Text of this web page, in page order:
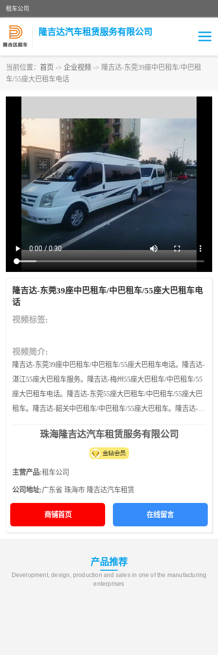
租车公司
隆吉达汽车租赁服务有限公司
当前位置： 首页 -> 企业视频 -> 隆吉达-东莞39座中巴租车/中巴租
车/55座大巴租车电话
隆吉达-东莞39座中巴租车/中巴租车/55座大巴租车电
话
视频标签:
视频简介:
隆吉达-东莞39座中巴租车/中巴租车/55座大巴租车电话。隆吉达-
湛江55座大巴租车服务。隆吉达-梅州55座大巴租车/中巴租车/55
座大巴租车电话。隆吉达-东莞55座大巴租车/中巴租车/55座大巴
租车。隆吉达-韶关中巴租车/中巴租车/55座大巴租车。隆吉达-惠
珠海隆吉达汽车租赁服务有限公司
主营产品:租车公司
公司地址:广东省 珠海市 隆吉达汽车租赁
商铺首页 在线留言
产品推荐
Development, design, production and sales in one of the manufacturing
enterprises
租车公司